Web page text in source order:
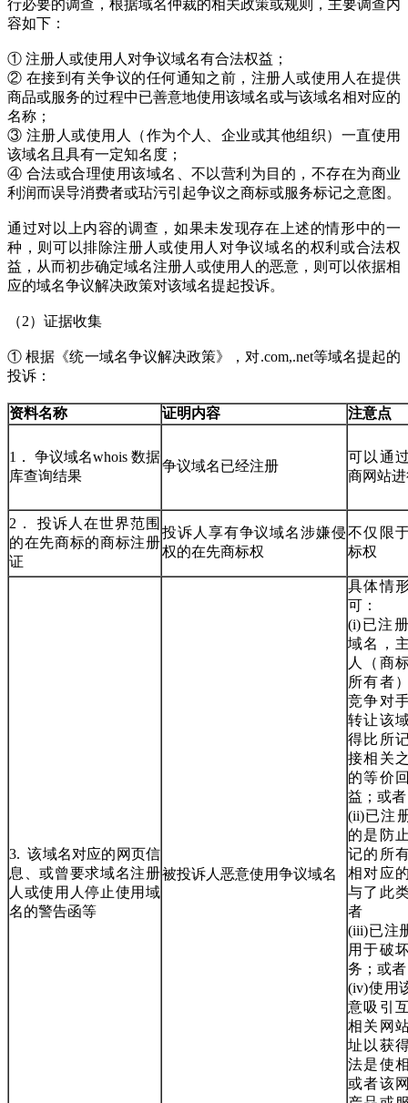
行必要的调查，根据域名仲裁的相关政策或规则，主要调查内
容如下：
① 注册人或使用人对争议域名有合法权益；
② 在接到有关争议的任何通知之前，注册人或使用人在提供
商品或服务的过程中已善意地使用该域名或与该域名相对应的
名称；
③ 注册人或使用人（作为个人、企业或其他组织）一直使用
该域名且具有一定知名度；
④ 合法或合理使用该域名、不以营利为目的，不存在为商业
利润而误导消费者或玷污引起争议之商标或服务标记之意图。
通过对以上内容的调查，如果未发现存在上述的情形中的一
种，则可以排除注册人或使用人对争议域名的权利或合法权
益，从而初步确定域名注册人或使用人的恶意，则可以依据相
应的域名争议解决政策对该域名提起投诉。
（2）证据收集
① 根据《统一域名争议解决政策》，对.com,.net等域名提起的
投诉：
资料名称 证明内容 注意点
1． 争议域名whois 数据
库查询结果
争议域名已经注册
可以通
商网站
2． 投诉人在世界范围
的在先商标的商标注册
证
投诉人享有争议域名涉嫌侵
权的在先商标权
不仅限
标权
3. 该域名对应的网页信
息、或曾要求域名注册
人或使用人停止使用域
名的警告函等
被投诉人恶意使用争议域名
具体情
可：
(i)已注
域名，
人（商
所有者
竞争对
转让该
得比所
接相关
的等价
益；或者
(ii)已注
的是防
记的所
相对应
与了此
者
(iii)已注
用于破
务；或者
(iv)使用
意吸引
相关网
址以获
法是使
或者该